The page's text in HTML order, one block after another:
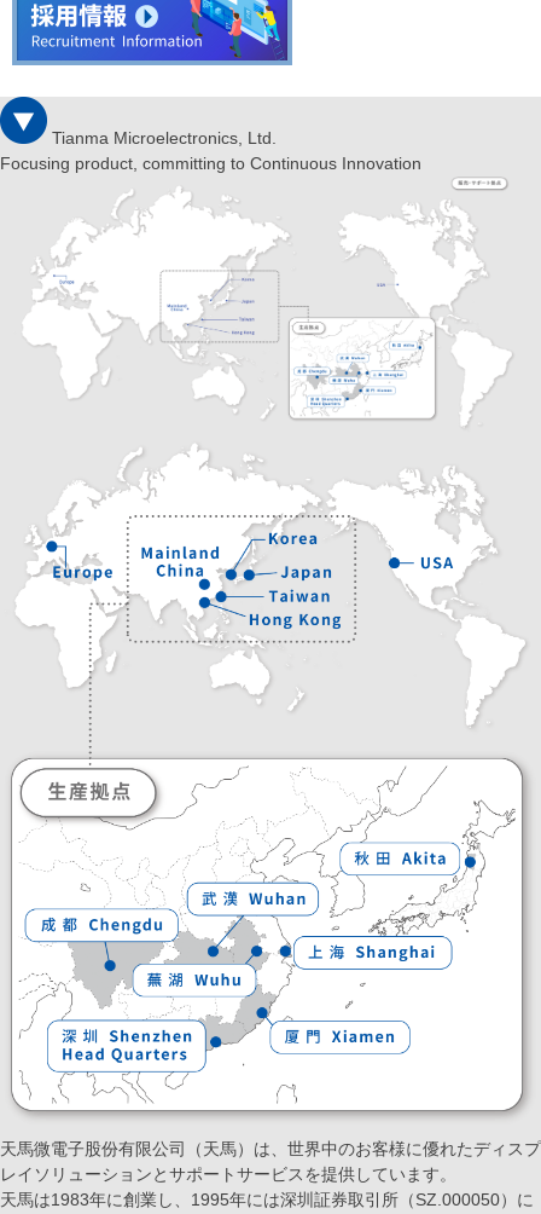
Tianma Microelectronics, Ltd.
Focusing product, committing to Continuous Innovation
天馬微電子股份有限公司（天馬）は、世界中のお客様に優れたディスプ
レイソリューションとサポートサービスを提供しています。
天馬は1983年に創業し、1995年には深圳証券取引所（SZ.000050）に